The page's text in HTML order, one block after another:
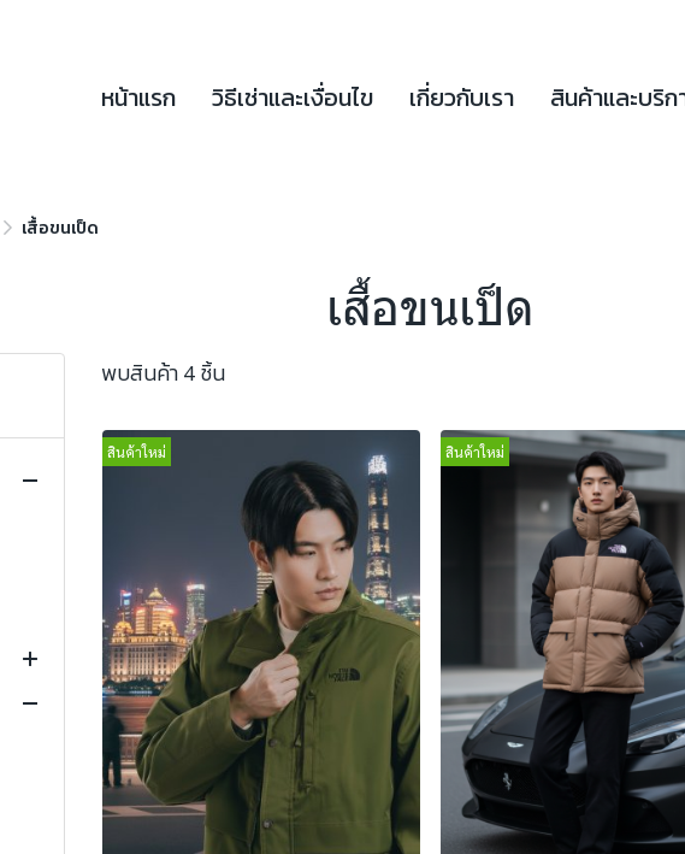
หน้าแรก วิธีเช่าและเงื่อนไข เกี่ยวกับเรา สินค้าและบริก
เสื้อขนเป็ด
เสื้อขนเป็ด
พบสินค้า 4 ชิ้น
สินค้าใหม่ สินค้าใหม่